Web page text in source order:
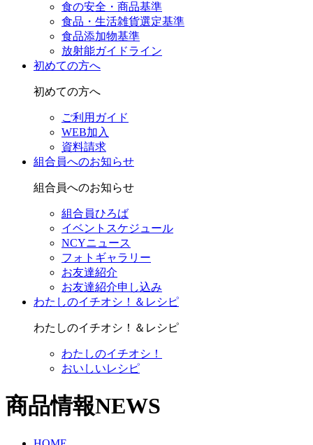
食の安全・商品基準
食品・生活雑貨選定基準
食品添加物基準
放射能ガイドライン
初めての方へ
初めての方へ
ご利用ガイド
WEB加入
資料請求
組合員へのお知らせ
組合員へのお知らせ
組合員ひろば
イベントスケジュール
NCYニュース
フォトギャラリー
お友達紹介
お友達紹介申し込み
わたしのイチオシ！＆レシピ
わたしのイチオシ！＆レシピ
わたしのイチオシ！
おいしいレシピ
商品情報NEWS